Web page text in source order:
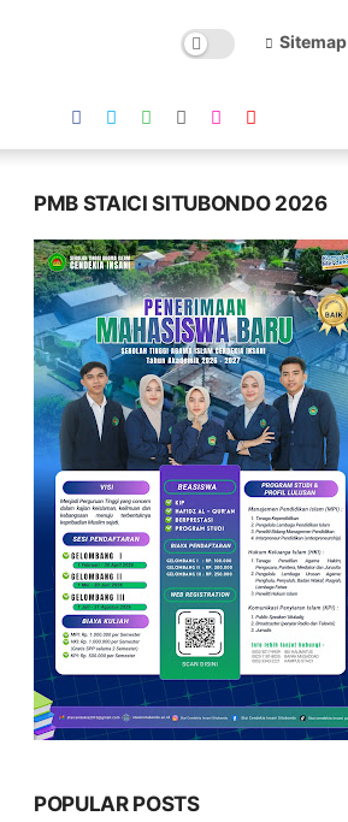
Sitemap
PMB STAICI SITUBONDO 2026
POPULAR POSTS